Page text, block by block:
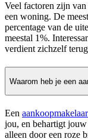
Veel factoren zijn
een woning. De
percentage van de
meestal 1%.
verdient zichzelf
Waarom heb je een
Een aankoopmakelaar
jou, en behartigt
alleen door een roze